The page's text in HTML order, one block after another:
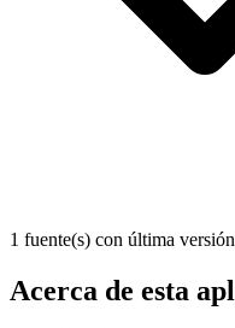
1 fuente(s) con última versión
Acerca de esta